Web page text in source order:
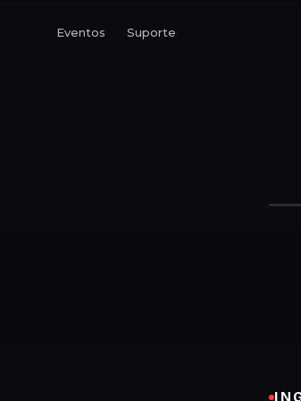
Eventos Suporte